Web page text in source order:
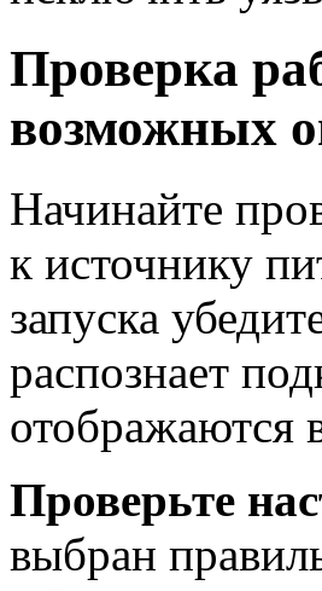
Проверка
возможных
Начинайте
к источнику
запуска
распознает
отображаются
Проверьте
выбран